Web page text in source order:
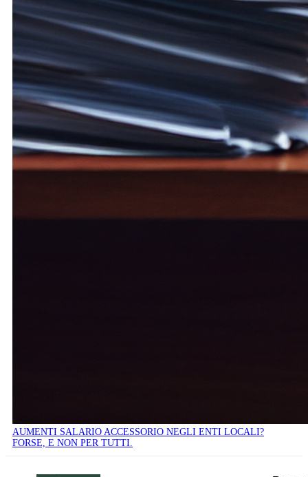
AUMENTI SALARIO ACCESSORIO NEGLI ENTI LOCALI?
FORSE, E NON PER TUTTI.